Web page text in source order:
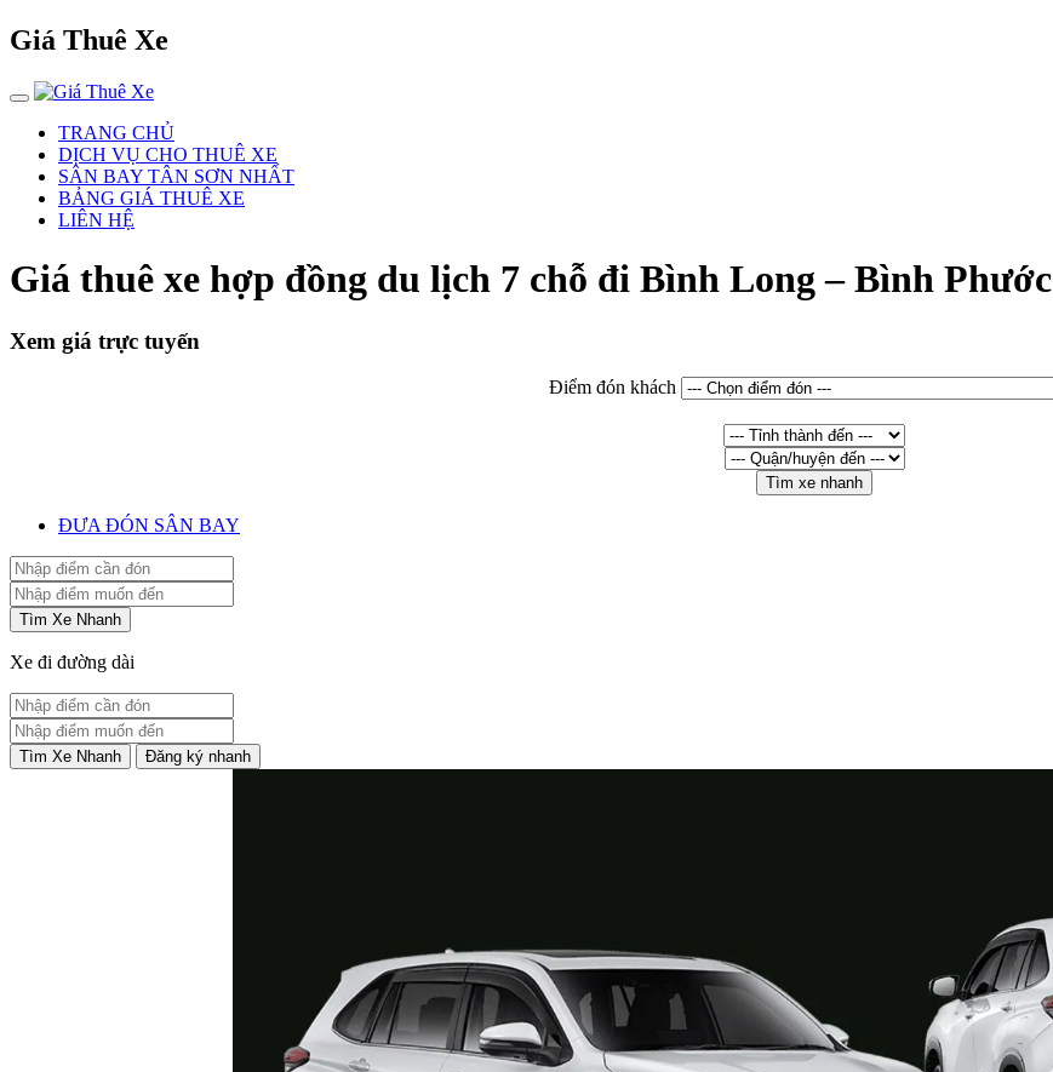
Giá Thuê Xe
TRANG CHỦ
DỊCH VỤ CHO THUÊ XE
SÂN BAY TÂN SƠN NHẤT
BẢNG GIÁ THUÊ XE
LIÊN HỆ
Giá thuê xe hợp đồng du lịch 7 chỗ đi Bình Long – Bình Phước
Xem giá trực tuyến
Điểm đón khách
Tìm xe nhanh
ĐƯA ĐÓN SÂN BAY
Tìm Xe Nhanh
Xe đi đường dài
Tìm Xe Nhanh Đăng ký nhanh